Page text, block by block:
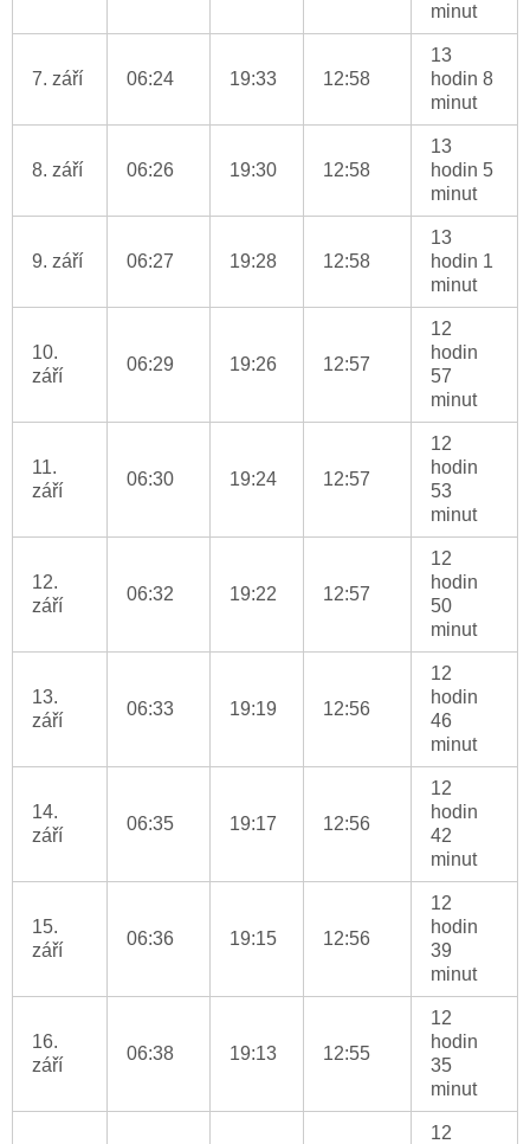
minut
7. září 06:24 19:33 12:58
13
hodin 8
minut
8. září 06:26 19:30 12:58
13
hodin 5
minut
9. září 06:27 19:28 12:58
13
hodin 1
minut
10.
září
06:29 19:26 12:57
12
hodin
57
minut
11.
září
06:30 19:24 12:57
12
hodin
53
minut
12.
září
06:32 19:22 12:57
12
hodin
50
minut
13.
září
06:33 19:19 12:56
12
hodin
46
minut
14.
září
06:35 19:17 12:56
12
hodin
42
minut
15.
září
06:36 19:15 12:56
12
hodin
39
minut
16.
září
06:38 19:13 12:55
12
hodin
35
minut
12